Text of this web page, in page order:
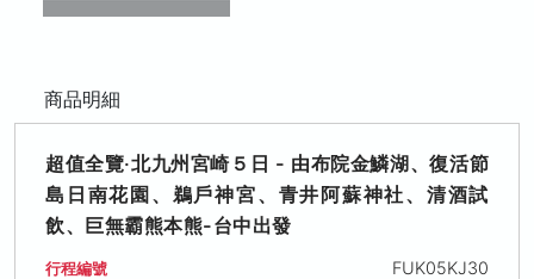
商品明細
超值全覽‧北九州宮崎５日 - 由布院金鱗湖、復活節
島日南花園、鵜戶神宮、青井阿蘇神社、清酒試
飲、巨無霸熊本熊-台中出發
行程編號 FUK05KJ30